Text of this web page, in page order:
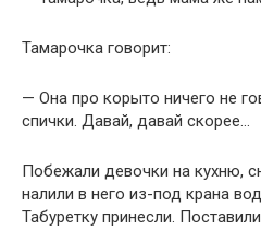
Тамарочка говорит:
— Она про корыто ничего не
спички. Давай, давай скорее…
Побежали девочки на кухню,
налили в него из-под крана
Табуретку принесли.